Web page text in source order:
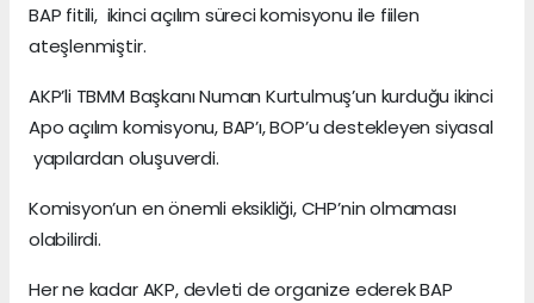
BAP fitili, ikinci açılım süreci komisyonu ile fiilen
ateşlenmiştir.
AKP’li TBMM Başkanı Numan Kurtulmuş’un kurduğu ikinci
Apo açılım komisyonu, BAP’ı, BOP’u destekleyen siyasal
yapılardan oluşuverdi.
Komisyon’un en önemli eksikliği, CHP’nin olmaması
olabilirdi.
Her ne kadar AKP, devleti de organize ederek BAP